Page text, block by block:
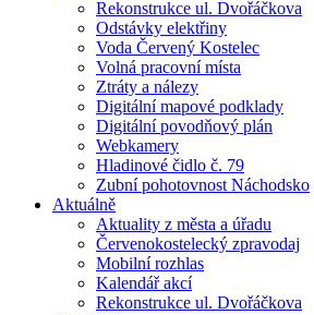
Rekonstrukce ul. Dvořáčkova
Odstávky elektřiny
Voda Červený Kostelec
Volná pracovní místa
Ztráty a nálezy
Digitální mapové podklady
Digitální povodňový plán
Webkamery
Hladinové čidlo č. 79
Zubní pohotovnost Náchodsko
Aktuálně
Aktuality z města a úřadu
Červenokostelecký zpravodaj
Mobilní rozhlas
Kalendář akcí
Rekonstrukce ul. Dvořáčkova